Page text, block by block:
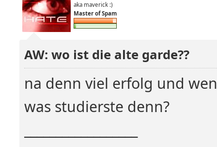
aka maverick :)
Master of Spam
AW: wo ist die alte garde??
na denn viel erfolg und
was studierste denn?